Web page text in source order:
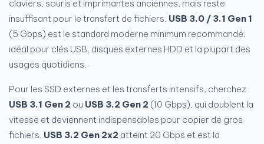
claviers, souris et imprimantes anciennes, mais reste
insuffisant pour le transfert de fichiers. USB 3.0 / 3.1 Gen 1
(5 Gbps) est le standard moderne minimum recommandé,
idéal pour clés USB, disques externes HDD et la plupart des
usages quotidiens.
Pour les SSD externes et les transferts intensifs, cherchez
USB 3.1 Gen 2 ou USB 3.2 Gen 2 (10 Gbps), qui doublent la
vitesse et deviennent indispensables pour copier de gros
fichiers. USB 3.2 Gen 2x2 atteint 20 Gbps et est la